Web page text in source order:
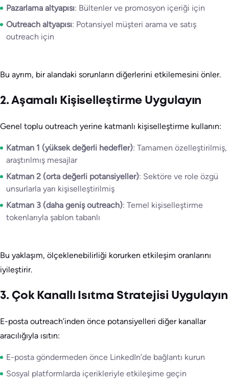
Pazarlama altyapısı: Bültenler ve promosyon içeriği için
Outreach altyapısı: Potansiyel müşteri arama ve satış
outreach için
Bu ayrım, bir alandaki sorunların diğerlerini etkilemesini önler.
2. Aşamalı Kişiselleştirme Uygulayın
Genel toplu outreach yerine katmanlı kişiselleştirme kullanın:
Katman 1 (yüksek değerli hedefler): Tamamen özelleştirilmiş,
araştırılmış mesajlar
Katman 2 (orta değerli potansiyeller): Sektöre ve role özgü
unsurlarla yarı kişiselleştirilmiş
Katman 3 (daha geniş outreach): Temel kişiselleştirme
tokenlarıyla şablon tabanlı
Bu yaklaşım, ölçeklenebilirliği korurken etkileşim oranlarını
iyileştirir.
3. Çok Kanallı Isıtma Stratejisi Uygulayın
E-posta outreach’inden önce potansiyelleri diğer kanallar
aracılığıyla ısıtın:
E-posta göndermeden önce LinkedIn’de bağlantı kurun
Sosyal platformlarda içerikleriyle etkileşime geçin